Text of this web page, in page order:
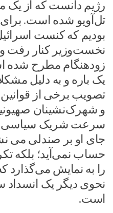
رژیم دانست که از یک
تل‌آویو شده است. برای
بودیم که کنست
نخست‌وزیر کنار رفت و
زودهنگام مطرح شده
یک باره و به دلیل
تصویب برخی از
و شهرک‌نشینان
سرعت شریک سیاسی او
جای او بر صندلی می
حساب نمی‌آید؛ بلکه
را به نمایش می‌گذارد
نحوی دیگر یک انسداد
است.